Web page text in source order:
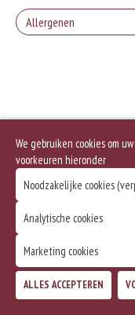
Allergenen
We gebruiken cookies om
voorkeuren hieronder
Noodzakelijke cookies
Analytische cookies
Marketing cookies
ALLES ACCEPTEREN